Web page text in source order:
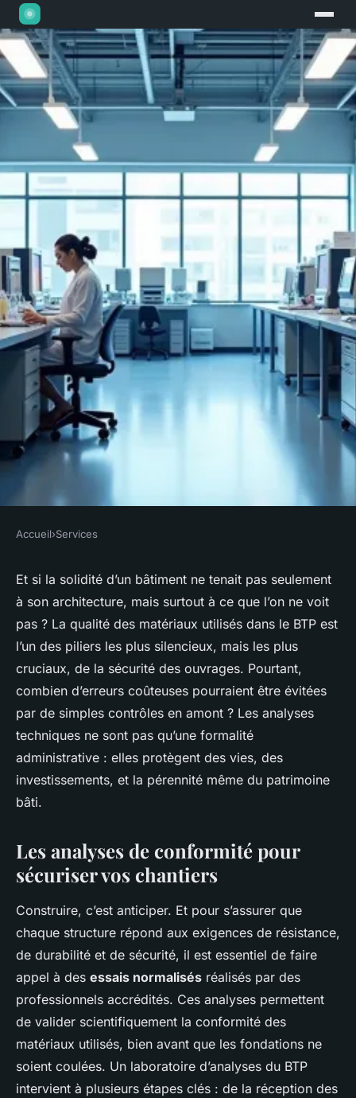
Optimiser la qualité des
matériaux avec un laboratoire
d'analyses BTP
Nicet•06/03/2026 18:40•10 min de lecture
Accueil›Services
Et si la solidité d’un bâtiment ne tenait pas seulement
à son architecture, mais surtout à ce que l’on ne voit
pas ? La qualité des matériaux utilisés dans le BTP est
l’un des piliers les plus silencieux, mais les plus
cruciaux, de la sécurité des ouvrages. Pourtant,
combien d’erreurs coûteuses pourraient être évitées
par de simples contrôles en amont ? Les analyses
techniques ne sont pas qu’une formalité
administrative : elles protègent des vies, des
investissements, et la pérennité même du patrimoine
bâti.
Les analyses de conformité pour
sécuriser vos chantiers
Construire, c’est anticiper. Et pour s’assurer que
chaque structure répond aux exigences de résistance,
de durabilité et de sécurité, il est essentiel de faire
appel à des essais normalisés réalisés par des
professionnels accrédités. Ces analyses permettent
de valider scientifiquement la conformité des
matériaux utilisés, bien avant que les fondations ne
soient coulées. Un laboratoire d’analyses du BTP
intervient à plusieurs étapes clés : de la réception des